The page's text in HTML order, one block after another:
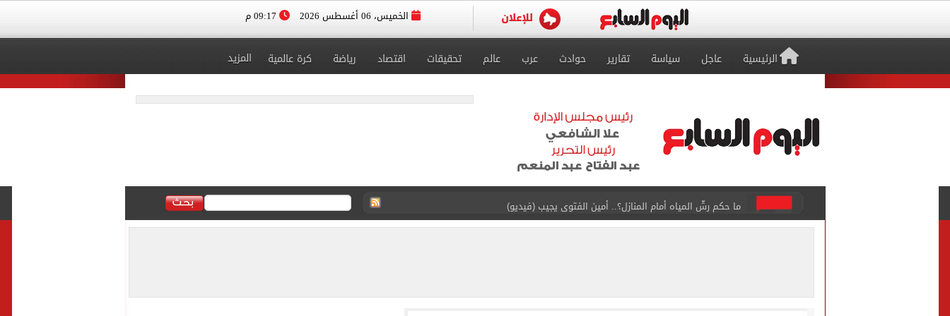
الخميس، 06 أغسطس 2026
الرئيسية عاجل سياسة تقارير حوادث عرب عالم تحقيقات اقتصاد رياضة كرة عالمية المزيد
ما حكم رشّ المياه أمام المنازل؟.. أمين الفتوى يجيب (فيديو)
من داخل ستاد طرابزون.. الجماهير تحتفل بمحمد صلاح.. فيديو
الداخلية تضبط المتهمة بالترويج بعدم اكتفاء المرأة برجل واحد.. فيديو